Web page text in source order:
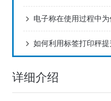
电子称在使用过程中
如何利用标签打印秤提
详细介绍